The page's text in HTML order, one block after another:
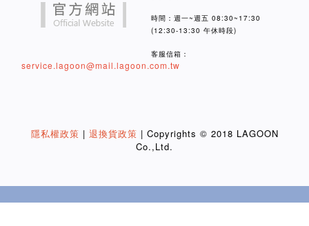
時間：週一~週五 08:30~17:30
(12:30-13:30 午休時段)
客服信箱：
service.lagoon@mail.lagoon.com.tw
隱私權政策 | 退換貨政策 | Copyrights © 2018 LAGOON
Co.,Ltd.